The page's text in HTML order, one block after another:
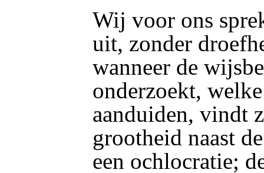
Wij voor ons
uit, zonder
wanneer de
onderzoekt,
aanduiden, vindt
grootheid naast
een ochlocratie;